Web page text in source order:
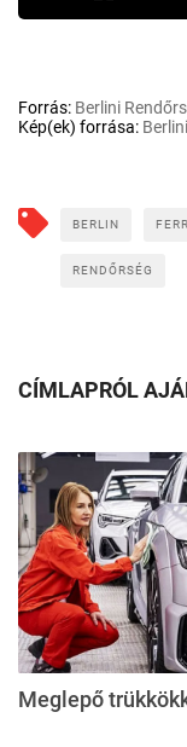
Forrás: Berlini
Kép(ek) forrása:
BERLIN
RENDŐRSÉG
CÍMLAPRÓL
Meglepő